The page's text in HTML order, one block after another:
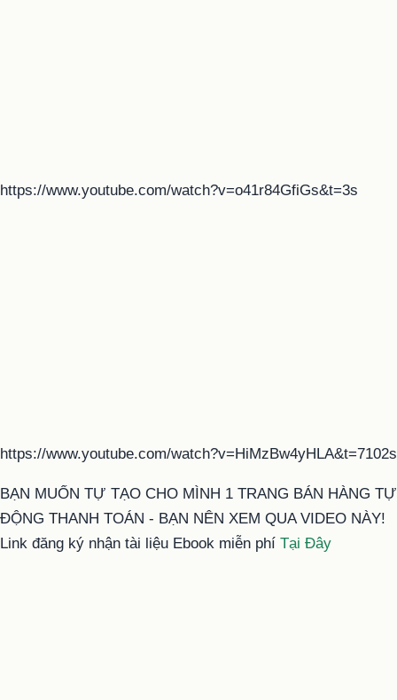
https://www.youtube.com/watch?v=o41r84GfiGs&t=3s
https://www.youtube.com/watch?v=HiMzBw4yHLA&t=7102s
BẠN MUỐN TỰ TẠO CHO MÌNH 1 TRANG BÁN HÀNG TỰ
ĐỘNG THANH TOÁN - BẠN NÊN XEM QUA VIDEO NÀY!
Link đăng ký nhận tài liệu Ebook miễn phí Tại Đây